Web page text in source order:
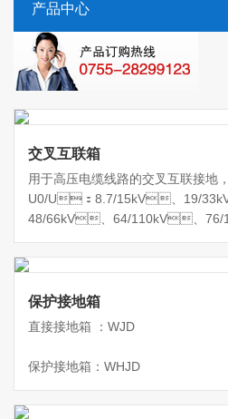
产品中心
交叉互联箱
用于高压电缆线路的交叉互联接地
U0/U：8.7/15kV、19/
48/66kV、64/110kV、76/
保护接地箱
直接接地箱 ：WJD
保护接地箱：WHJD